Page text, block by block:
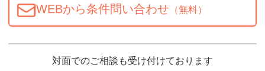
WEBから条件問い合わせ （無料）
対面でのご相談も受け付けております